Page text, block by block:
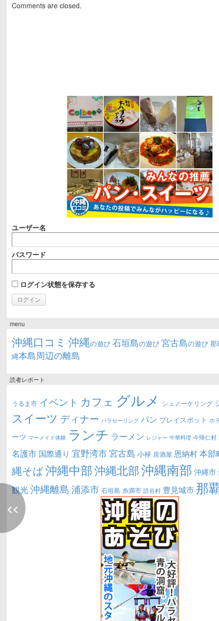
Comments are closed.
ユーザー名
パスワード
ログイン状態を保存する
menu
沖縄口コミ 沖縄の遊び 石垣島の遊び 宮古島の遊び 那
縄本島周辺の離島
読者レポート
うるま市 イベント カフェ グルメ シュノーケリング
スイーツ ディナー パラセーリング パン プレイスポット ホ
ーツ マーメイド体験 ランチ ラーメン レジャー 中華料理 今帰仁村
名護市 国際通り 宜野湾市宮古島 小禄 居酒屋 恩納村本部
縄そば沖縄中部沖縄北部沖縄南部 沖縄市
観光沖縄離島 浦添市 石垣島 糸満市 読谷村 豊見城市 那
<<